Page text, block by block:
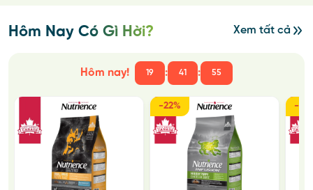
Hôm Nay Có Gì Hời? Xem tất cả
Hôm nay! 19 : 41 : 53
-22% -